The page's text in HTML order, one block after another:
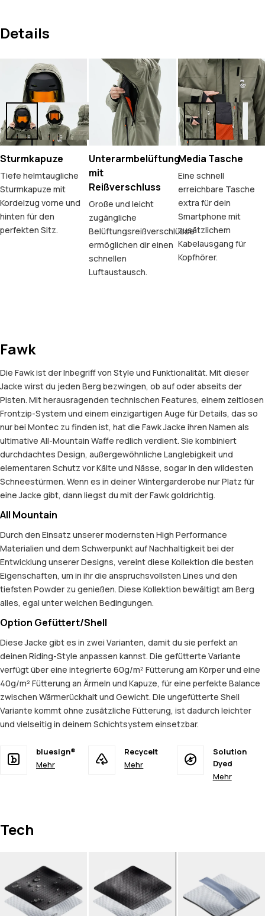
Details
Sturmkapuze
Tiefe helmtaugliche
Sturmkapuze mit
Kordelzug vorne und
hinten für den
perfekten Sitz.
Unterarmbelüftung
mit
Reißverschluss
Große und leicht
zugängliche
Belüftungsreißverschlüsse
ermöglichen dir einen
schnellen
Luftaustausch.
Media Tasche
Eine schnell
erreichbare Tasche
extra für dein
Smartphone mit
zusätzlichem
Kabelausgang für
Kopfhörer.
Fawk
Die Fawk ist der Inbegriff von Style und Funktionalität. Mit dieser
Jacke wirst du jeden Berg bezwingen, ob auf oder abseits der
Pisten. Mit herausragenden technischen Features, einem zeitlosen
Frontzip-System und einem einzigartigen Auge für Details, das so
nur bei Montec zu finden ist, hat die Fawk Jacke ihren Namen als
ultimative All-Mountain Waffe redlich verdient. Sie kombiniert
durchdachtes Design, außergewöhnliche Langlebigkeit und
elementaren Schutz vor Kälte und Nässe, sogar in den wildesten
Schneestürmen. Wenn es in deiner Wintergarderobe nur Platz für
eine Jacke gibt, dann liegst du mit der Fawk goldrichtig.
All Mountain
Durch den Einsatz unserer modernsten High Performance
Materialien und dem Schwerpunkt auf Nachhaltigkeit bei der
Entwicklung unserer Designs, vereint diese Kollektion die besten
Eigenschaften, um in ihr die anspruchsvollsten Lines und den
tiefsten Powder zu genießen. Diese Kollektion bewältigt am Berg
alles, egal unter welchen Bedingungen.
Option Gefüttert/Shell
Diese Jacke gibt es in zwei Varianten, damit du sie perfekt an
deinen Riding-Style anpassen kannst. Die gefütterte Variante
verfügt über eine integrierte 60g/m² Fütterung am Körper und eine
40g/m² Fütterung an Ärmeln und Kapuze, für eine perfekte Balance
zwischen Wärmerückhalt und Gewicht. Die ungefütterte Shell
Variante kommt ohne zusätzliche Fütterung, ist dadurch leichter
und vielseitig in deinem Schichtsystem einsetzbar.
bluesign®
Mehr
Recycelt
Mehr
Solution
Dyed
Mehr
Tech